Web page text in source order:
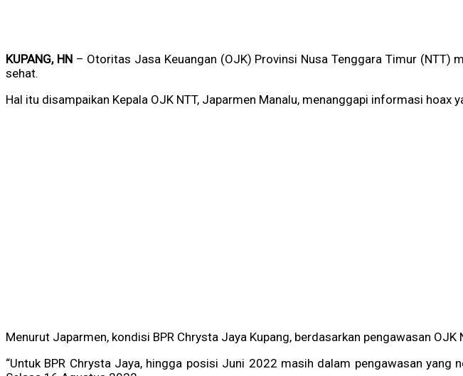
KUPANG, HN– Otoritas Jasa Keuangan (OJK) Provinsi Nusa Tenggara Timur (NTT)
sehat.
Hal itu disampaikan Kepala OJK NTT, Japarmen Manalu, menanggapi informasi
Menurut Japarmen, kondisi BPR Chrysta Jaya Kupang, berdasarkan pengawasan
“Untuk BPR Chrysta Jaya, hingga posisi Juni 2022 masih dalam pengawasan